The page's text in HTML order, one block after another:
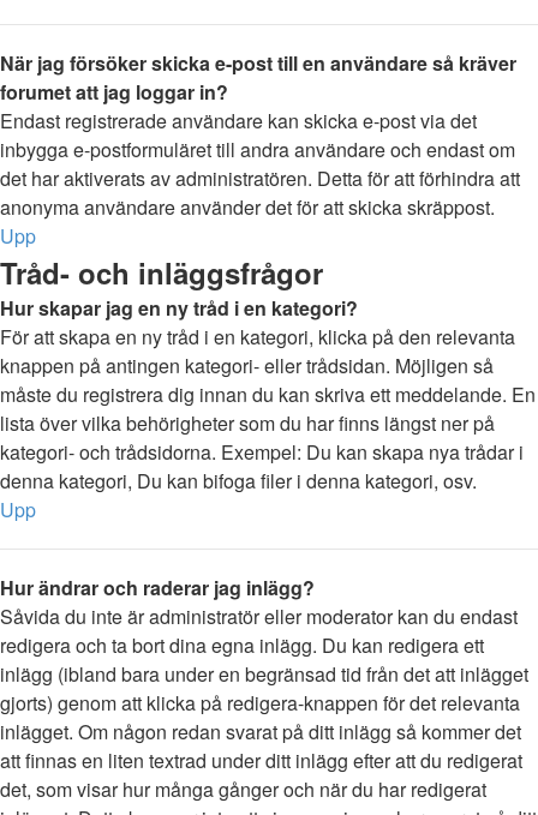
När jag försöker skicka e-post till en användare så kräver
forumet att jag loggar in?
Endast registrerade användare kan skicka e-post via det
inbygga e-postformuläret till andra användare och endast om
det har aktiverats av administratören. Detta för att förhindra att
anonyma användare använder det för att skicka skräppost.
Upp
Tråd- och inläggsfrågor
Hur skapar jag en ny tråd i en kategori?
För att skapa en ny tråd i en kategori, klicka på den relevanta
knappen på antingen kategori- eller trådsidan. Möjligen så
måste du registrera dig innan du kan skriva ett meddelande. En
lista över vilka behörigheter som du har finns längst ner på
kategori- och trådsidorna. Exempel: Du kan skapa nya trådar i
denna kategori, Du kan bifoga filer i denna kategori, osv.
Upp
Hur ändrar och raderar jag inlägg?
Såvida du inte är administratör eller moderator kan du endast
redigera och ta bort dina egna inlägg. Du kan redigera ett
inlägg (ibland bara under en begränsad tid från det att inlägget
gjorts) genom att klicka på redigera-knappen för det relevanta
inlägget. Om någon redan svarat på ditt inlägg så kommer det
att finnas en liten textrad under ditt inlägg efter att du redigerat
det, som visar hur många gånger och när du har redigerat